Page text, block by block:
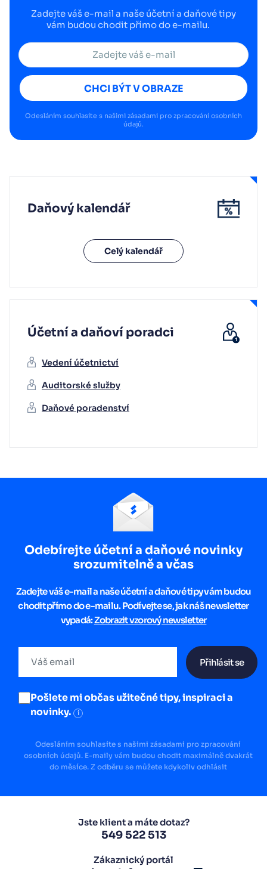
Zadejte váš e-mail a naše účetní a daňové tipy
vám budou chodit přímo do e-mailu.
CHCI BÝT V OBRAZE
Odesláním souhlasíte s našimi zásadami pro zpracování osobních
údajů.
Daňový kalendář
Celý kalendář
Účetní a daňoví poradci
Vedení účetnictví
Auditorské služby
Daňové poradenství
Odebírejte účetní a daňové novinky
srozumitelně a včas
Zadejte váš e-mail a naše účetní a daňové tipy vám budou
chodit přímo do e-mailu. Podívejte se, jak náš newsletter
vypadá:Zobrazit vzorový newsletter
Přihlásit se
Pošlete mi občas užitečné tipy, inspiraci a
novinky.
i
Odesláním souhlasíte s našimi zásadami pro zpracování
osobních údajů. E-maily vám budou chodit maximálně dvakrát
do měsíce. Z odběru se můžete kdykoliv odhlásit
Jste klient a máte dotaz?
549 522 513
Zákaznický portál